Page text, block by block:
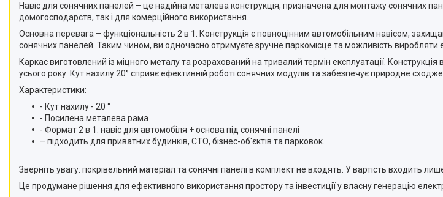
Навіс для сонячних панелей – це надійна металева конструкція, призначена для монтажу сонячних
домогосподарств, так і для комерційного використання.
Основна перевага – функціональність 2 в 1. Конструкція є повноцінним автомобільним навісом,
сонячних панелей. Таким чином, ви одночасно отримуєте зручне паркомісце та можливість виробляти
Каркас виготовлений із міцного металу та розрахований на тривалий термін експлуатації.
усього року. Кут нахилу 20° сприяє ефективній роботі сонячних модулів та забезпечує природне
Характеристики:
- Кут нахилу - 20 °
- Посилена металева рама
- Формат 2 в 1: навіс для автомобіля + основа під сонячні панелі
– підходить для приватних будинків, СТО, бізнес-об'єктів та парковок.
Зверніть увагу: покрівельний матеріал та сонячні панелі в комплект не входять. У вартість входить
Це продумане рішення для ефективного використання простору та інвестиції у власну генерацію